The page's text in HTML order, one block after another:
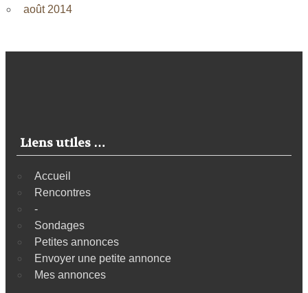
août 2014
Liens utiles …
Accueil
Rencontres
-
Sondages
Petites annonces
Envoyer une petite annonce
Mes annonces